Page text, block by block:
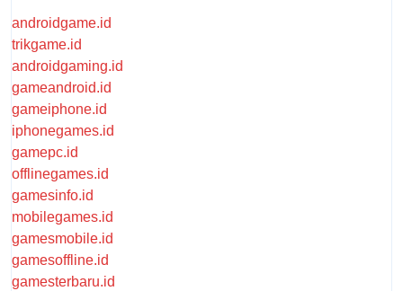
androidgame.id
trikgame.id
androidgaming.id
gameandroid.id
gameiphone.id
iphonegames.id
gamepc.id
offlinegames.id
gamesinfo.id
mobilegames.id
gamesmobile.id
gamesoffline.id
gamesterbaru.id